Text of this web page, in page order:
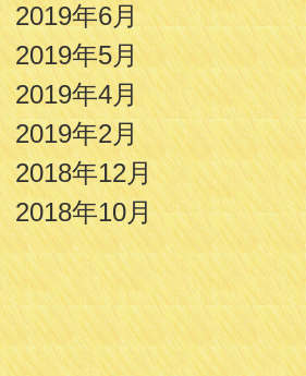
2019年6月
2019年5月
2019年4月
2019年2月
2018年12月
2018年10月